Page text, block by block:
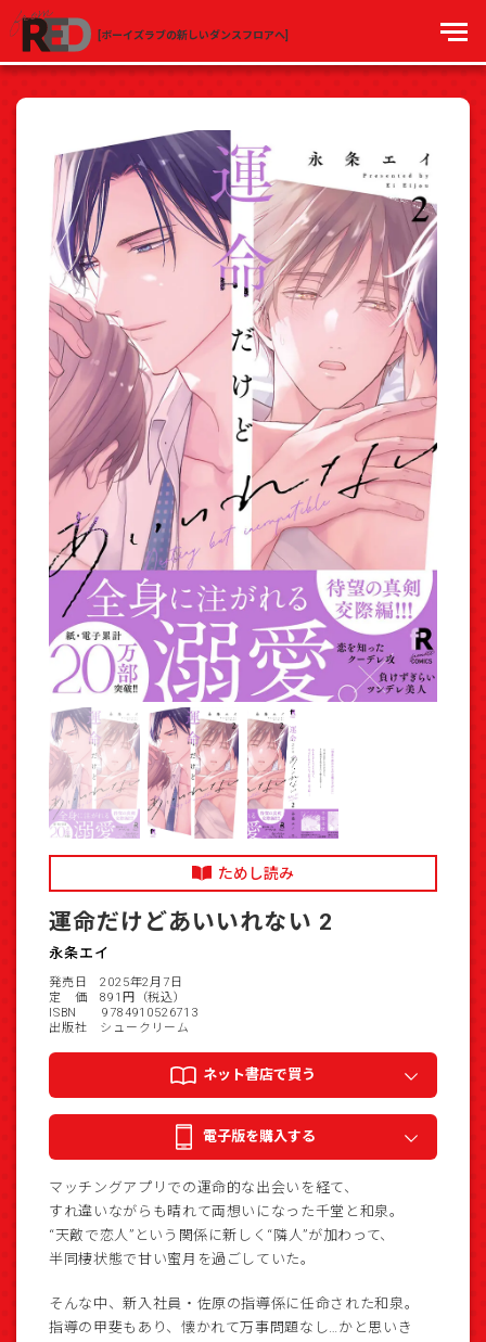
[ボーイズラブの新しいダンスフロアへ]
ためし読み
運命だけどあいいれない 2
永条エイ
発売日 2025年2月7日
定 価 891円（税込）
ISBN 9784910526713
出版社 シュークリーム
ネット書店で買う
電子版を購入する
マッチングアプリでの運命的な出会いを経て、
すれ違いながらも晴れて両想いになった千堂と和泉。
“天敵で恋人”という関係に新しく“隣人”が加わって、
半同棲状態で甘い蜜月を過ごしていた。
そんな中、新入社員・佐原の指導係に任命された和泉。
指導の甲斐もあり、懐かれて万事問題なし…かと思いき